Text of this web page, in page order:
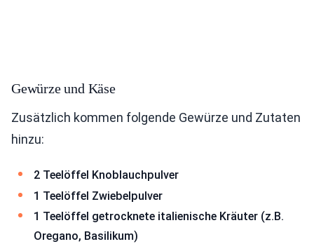
Gewürze und Käse
Zusätzlich kommen folgende Gewürze und Zutaten
hinzu:
2 Teelöffel Knoblauchpulver
1 Teelöffel Zwiebelpulver
1 Teelöffel getrocknete italienische Kräuter (z.B.
Oregano, Basilikum)